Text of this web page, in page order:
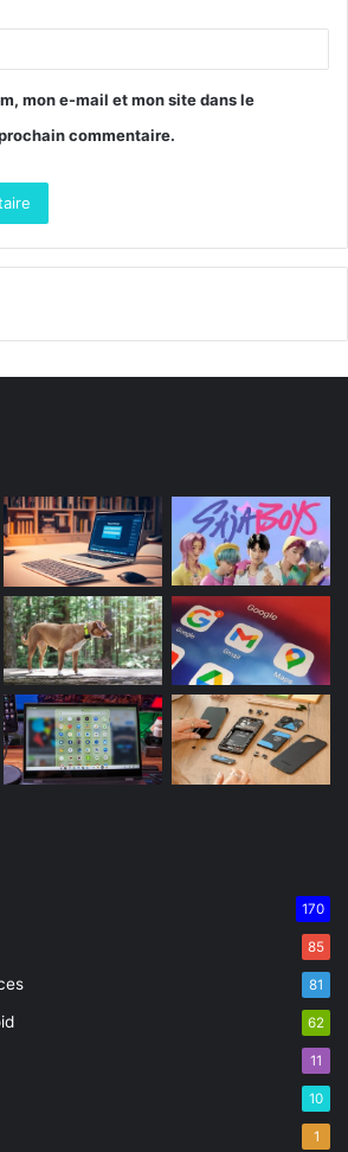
mon e-mail et mon site dans le
commentaire.
170
85
81
62
11
10
1